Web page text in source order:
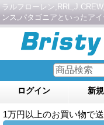
ラルフローレン
ンス,パタゴニアといったアイ
ログイン 新
1万円以上のお買い物で